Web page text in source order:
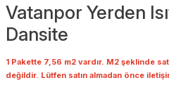
Vatanpor Yerden
Dansite
1 Pakette 7,56 m2 vardır. M2 şeklinde
değildir. Lütfen satın almadan önce